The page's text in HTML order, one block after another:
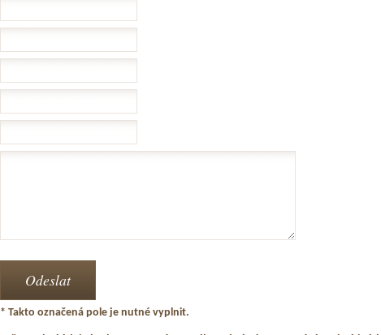
* Takto označená pole je nutné vyplnit.